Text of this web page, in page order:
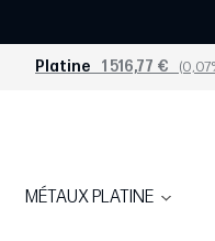
Platine 1 516,77 €
MÉTAUX PLATINE